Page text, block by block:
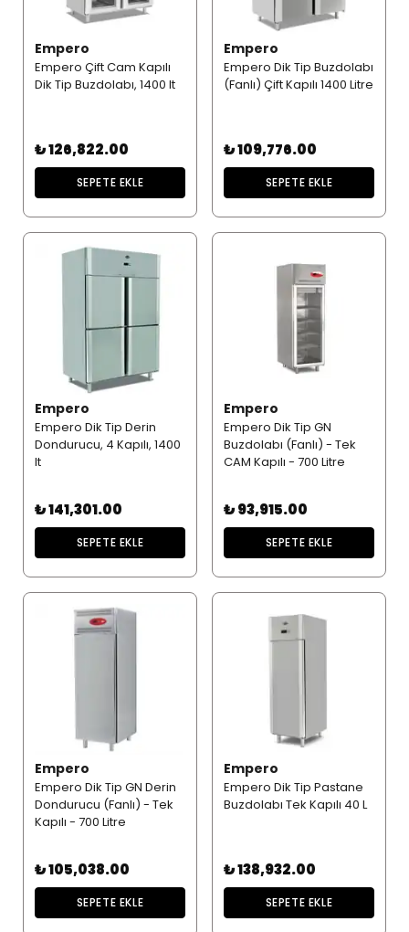
Empero
Empero Çift Cam Kapılı
Dik Tip Buzdolabı, 1400 lt
₺ 126,822.00
SEPETE EKLE
Empero
Empero Dik Tip Buzdolabı
(Fanlı) Çift Kapılı 1400 Litre
₺ 109,776.00
SEPETE EKLE
Empero
Empero Dik Tip Derin
Dondurucu, 4 Kapılı, 1400
lt
₺ 141,301.00
SEPETE EKLE
Empero
Empero Dik Tip GN
Buzdolabı (Fanlı) - Tek
CAM Kapılı - 700 Litre
₺ 93,915.00
SEPETE EKLE
Empero
Empero Dik Tip GN Derin
Dondurucu (Fanlı) - Tek
Kapılı - 700 Litre
₺ 105,038.00
SEPETE EKLE
Empero
Empero Dik Tip Pastane
Buzdolabı Tek Kapılı 40 L
₺ 138,932.00
SEPETE EKLE